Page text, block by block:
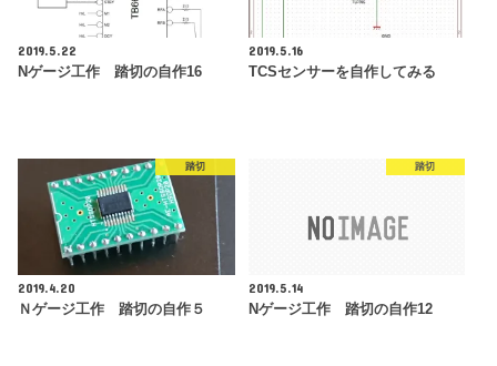
2019.5.22
Nゲージ工作 踏切の自作16
2019.5.16
TCSセンサーを自作してみる
踏切
2019.4.20
Ｎゲージ工作 踏切の自作５
踏切
2019.5.14
Nゲージ工作 踏切の自作12